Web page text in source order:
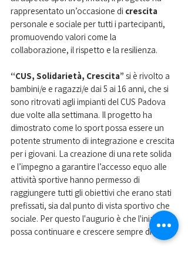
rappresentato un’occasione di crescita
personale e sociale per tutti i partecipanti,
promuovendo valori come la
collaborazione, il rispetto e la resilienza.
“CUS, Solidarietà, Crescita” si è rivolto a
bambini/e e ragazzi/e dai 5 ai 16 anni, che si
sono ritrovati agli impianti del CUS Padova
due volte alla settimana. Il progetto ha
dimostrato come lo sport possa essere un
potente strumento di integrazione e crescita
per i giovani. La creazione di una rete solida
e l’impegno a garantire l’accesso equo alle
attività sportive hanno permesso di
raggiungere tutti gli obiettivi che erano stati
prefissati, sia dal punto di vista sportivo che
sociale. Per questo l'augurio è che l'iniziativa
possa continuare e crescere sempre di più!